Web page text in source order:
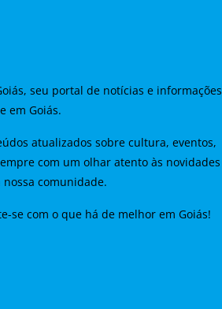
seu portal de notícias e informações
em Goiás.
atualizados sobre cultura, eventos,
com um olhar atento às novidades
comunidade.
se com o que há de melhor em Goiás!